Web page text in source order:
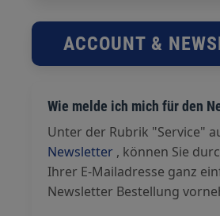
ACCOUNT &
Wie melde ich mich für den
Unter der Rubrik "Service"
Newsletter , können Sie
Ihrer E-Mailadresse ganz
Newsletter Bestellung